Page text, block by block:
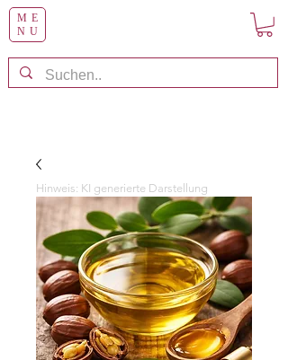
ME
NU
Hinweis: KI generierte Darstellung